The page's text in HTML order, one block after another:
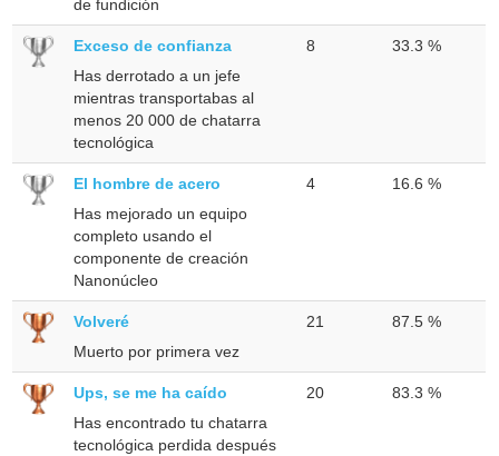
de fundición
Exceso de confianza
Has derrotado a un jefe
mientras transportabas al
menos 20 000 de chatarra
tecnológica
8 33.3 %
El hombre de acero
Has mejorado un equipo
completo usando el
componente de creación
Nanonúcleo
4 16.6 %
Volveré
Muerto por primera vez
21 87.5 %
Ups, se me ha caído
Has encontrado tu chatarra
tecnológica perdida después
20 83.3 %